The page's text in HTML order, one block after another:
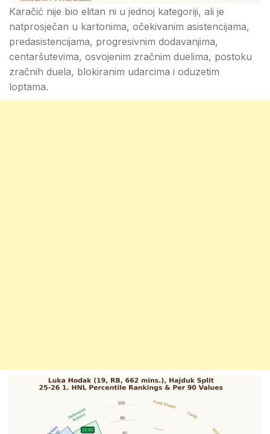
Karačić nije bio elitan ni u jednoj kategoriji, ali je
natprosječan u kartonima, očekivanim asistencijama,
predasistencijama, progresivnim dodavanjima,
centaršutevima, osvojenim zračnim duelima, postoku
zračnih duela, blokiranim udarcima i oduzetim
loptama.